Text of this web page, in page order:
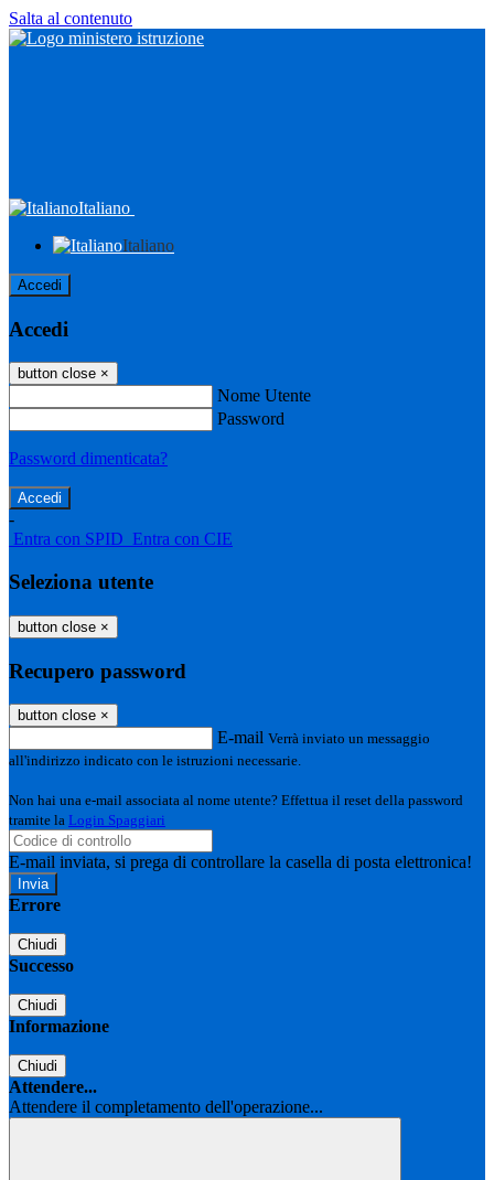
Salta al contenuto
Italiano
Italiano
Accedi
Accedi
button close ×
Nome Utente
Password
Password dimenticata?
-
Entra con SPID Entra con CIE
Seleziona utente
button close ×
Recupero password
button close ×
E-mail Verrà inviato un messaggio
all'indirizzo indicato con le istruzioni necessarie.
Non hai una e-mail associata al nome utente? Effettua il reset della password
tramite la Login Spaggiari
E-mail inviata, si prega di controllare la casella di posta elettronica!
Errore
Chiudi
Successo
Chiudi
Informazione
Chiudi
Attendere...
Attendere il completamento dell'operazione...